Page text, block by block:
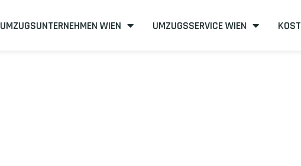
UMZUGSUNTERNEHMEN WIEN UMZUGSSERVICE WIEN